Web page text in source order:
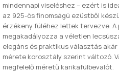
mindennapi viseléshez – ezért is
az 925-ös finomságú ezüstből
érzékeny füléhez lettek tervezve.
megakadályozza a véletlen
elegáns és praktikus választás
mérete korosztály szerint változó.
megfelelő méretű karikafülbevalót.